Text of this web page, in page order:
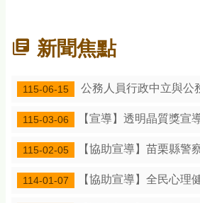
新聞焦點
115-06-15 公務人員行政中立與公
115-03-06 【宣導】透明晶質獎宣導
115-02-05 【協助宣導】苗栗縣警察局115年度重要節日安全維護
114-01-07 【協助宣導】全民心理